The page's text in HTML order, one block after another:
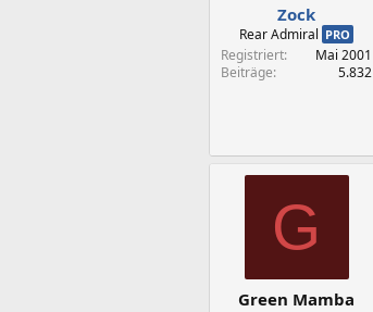
Zock
Rear Admiral PRO
Registriert
Mai 2001
Beiträge
5.832
G
Green Mamba